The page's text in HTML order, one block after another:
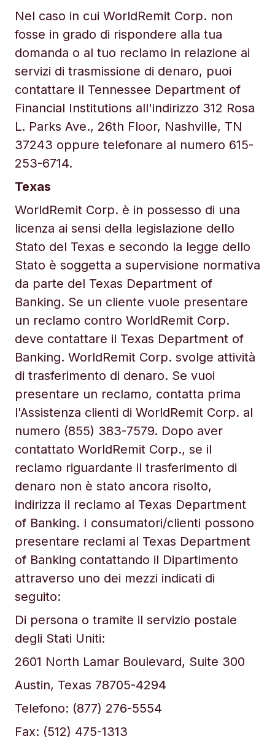
Nel caso in cui WorldRemit Corp. non
fosse in grado di rispondere alla tua
domanda o al tuo reclamo in relazione ai
servizi di trasmissione di denaro, puoi
contattare il Tennessee Department of
Financial Institutions all'indirizzo 312 Rosa
L. Parks Ave., 26th Floor, Nashville, TN
37243 oppure telefonare al numero 615-
253-6714.
Texas
WorldRemit Corp. è in possesso di una
licenza ai sensi della legislazione dello
Stato del Texas e secondo la legge dello
Stato è soggetta a supervisione normativa
da parte del Texas Department of
Banking. Se un cliente vuole presentare
un reclamo contro WorldRemit Corp.
deve contattare il Texas Department of
Banking. WorldRemit Corp. svolge attività
di trasferimento di denaro. Se vuoi
presentare un reclamo, contatta prima
l'Assistenza clienti di WorldRemit Corp. al
numero (855) 383-7579. Dopo aver
contattato WorldRemit Corp., se il
reclamo riguardante il trasferimento di
denaro non è stato ancora risolto,
indirizza il reclamo al Texas Department
of Banking. I consumatori/clienti possono
presentare reclami al Texas Department
of Banking contattando il Dipartimento
attraverso uno dei mezzi indicati di
seguito:
Di persona o tramite il servizio postale
degli Stati Uniti:
2601 North Lamar Boulevard, Suite 300
Austin, Texas 78705-4294
Telefono: (877) 276-5554
Fax: (512) 475-1313